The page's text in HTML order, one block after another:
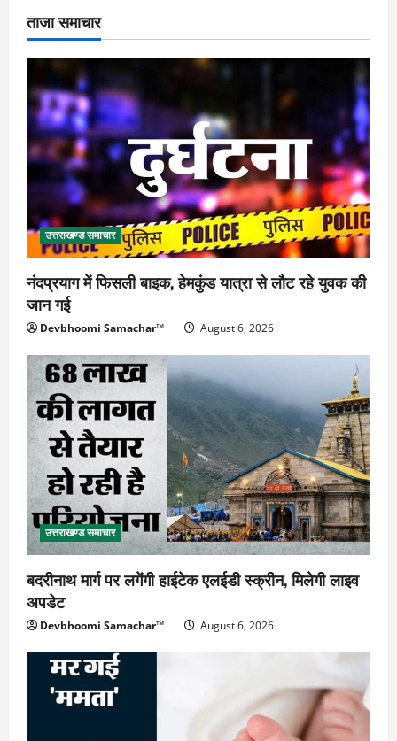
ताजा समाचार
उत्तराखण्ड समाचार
नंदप्रयाग में फिसली बाइक, हेमकुंड यात्रा से लौट रहे युवक की
जान गई
Devbhoomi Samachar™ August 6, 2026
उत्तराखण्ड समाचार
बदरीनाथ मार्ग पर लगेंगी हाईटेक एलईडी स्क्रीन, मिलेगी लाइव
अपडेट
Devbhoomi Samachar™ August 6, 2026